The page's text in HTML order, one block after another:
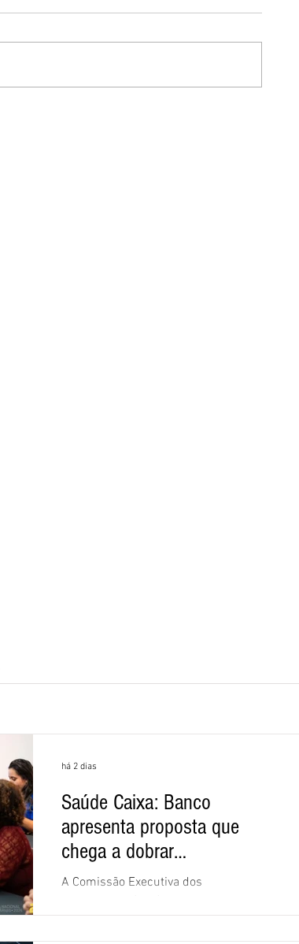
Saúde Caixa: Banco
apresenta proposta que
chega a dobrar
mensalidade
A Comissão Executiva dos
recusou a proposta apresentada pelo
banco para o custeio do Saúde Caixa,
há 2 dias